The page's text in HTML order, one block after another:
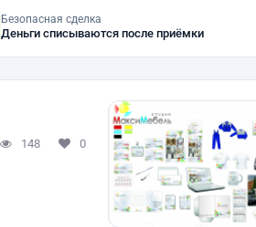
Безопасная сделка
Деньги списываются после приёмки
148 0